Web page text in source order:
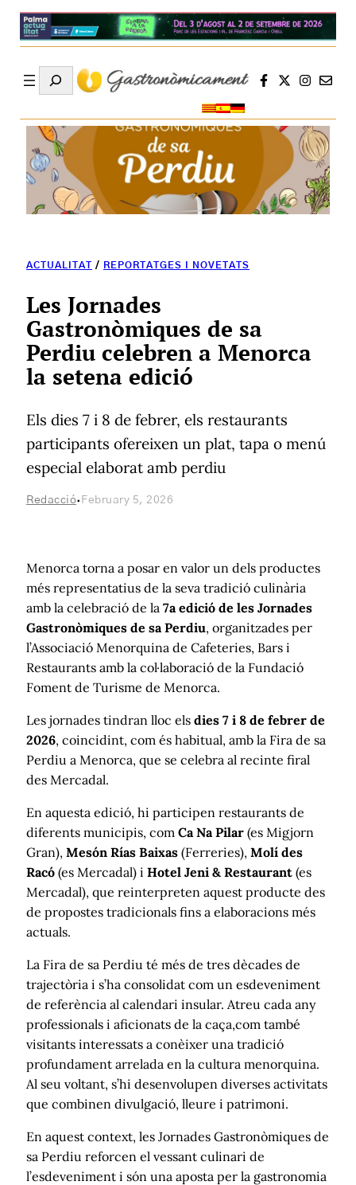
Search
ACTUALITAT / REPORTATGES I NOVETATS
Les Jornades
Gastronòmiques de sa
Perdiu celebren a Menorca
la setena edició
Els dies 7 i 8 de febrer, els restaurants
participants ofereixen un plat, tapa o menú
especial elaborat amb perdiu
Redacció· February 5, 2026
Menorca torna a posar en valor un dels productes
més representatius de la seva tradició culinària
amb la celebració de la 7a edició de les Jornades
Gastronòmiques de sa Perdiu, organitzades per
l’Associació Menorquina de Cafeteries, Bars i
Restaurants amb la col·laboració de la Fundació
Foment de Turisme de Menorca.
Les jornades tindran lloc els dies 7 i 8 de febrer de
2026, coincidint, com és habitual, amb la Fira de sa
Perdiu a Menorca, que se celebra al recinte firal
des Mercadal.
En aquesta edició, hi participen restaurants de
diferents municipis, com Ca Na Pilar (es Migjorn
Gran), Mesón Rías Baixas (Ferreries), Molí des
Racó (es Mercadal) i Hotel Jeni & Restaurant (es
Mercadal), que reinterpreten aquest producte des
de propostes tradicionals fins a elaboracions més
actuals.
La Fira de sa Perdiu té més de tres dècades de
trajectòria i s’ha consolidat com un esdeveniment
de referència al calendari insular. Atreu cada any
professionals i aficionats de la caça,com també
visitants interessats a conèixer una tradició
profundament arrelada en la cultura menorquina.
Al seu voltant, s’hi desenvolupen diverses activitats
que combinen divulgació, lleure i patrimoni.
En aquest context, les Jornades Gastronòmiques de
sa Perdiu reforcen el vessant culinari de
l’esdeveniment i són una aposta per la gastronomia